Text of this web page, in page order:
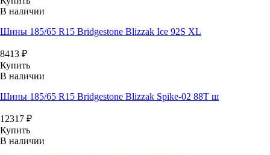
В наличии
Шины 185/65 R15 Bridgestone Blizzak Ice 92S XL
8413 ₽
Купить
В наличии
Шины 185/65 R15 Bridgestone Blizzak Spike-02 88T ш
12317 ₽
Купить
В наличии